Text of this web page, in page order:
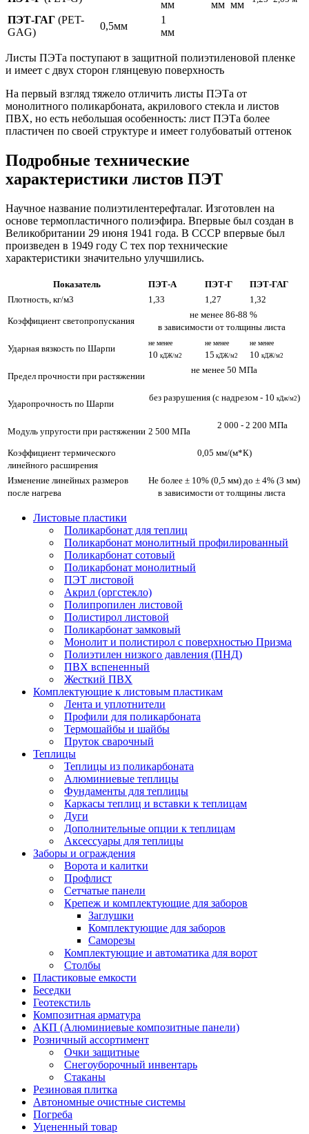
мм мм мм
ПЭТ-ГАГ (PET-
GAG)
0,5мм
1
мм
Листы ПЭТа поступают в защитной полиэтиленовой пленке
и имеет с двух сторон глянцевую поверхность
На первый взгляд тяжело отличить листы ПЭТа от
монолитного поликарбоната, акрилового стекла и листов
ПВХ, но есть небольшая особенность: лист ПЭТа более
пластичен по своей структуре и имеет голубоватый оттенок
Подробные технические
характеристики листов ПЭТ
Научное название полиэтилентерефталаг. Изготовлен на
основе термопластичного полиэфира. Впервые был создан в
Великобритании 29 июня 1941 года. В СССР впервые был
произведен в 1949 году С тех пор технические
характеристики значительно улучшились.
Показатель ПЭТ-А ПЭТ-Г
ПЭТ-ГАГ
Плотность, кг/м3
1,33 1,27 1,32
Коэффициент светопропускания
не менее 86-88 %
в зависимости от толщины листа
Ударная вязкость по Шарпи
не менее
10 кДЖ/м2
не менее
15 кДЖ/м2
не менее
10 кДЖ/м2
Предел прочности при растяжении
не менее 50 МПа
Ударопрочность по Шарпи
без разрушения (с надрезом - 10 кДж/м2)
Модуль упругости при растяжении 2 500 МПа
2 000 - 2 200 МПа
Коэффициент термического
линейного расширения
0,05 мм/(м*К)
Изменение линейных размеров
после нагрева
Не более ± 10% (0,5 мм) до ± 4% (3 мм)
в зависимости от толщины листа
Листовые пластики
Поликарбонат для теплиц
Поликарбонат монолитный профилированный
Поликарбонат сотовый
Поликарбонат монолитный
ПЭТ листовой
Акрил (оргстекло)
Полипропилен листовой
Полистирол листовой
Поликарбонат замковый
Монолит и полистирол с поверхностью Призма
Полиэтилен низкого давления (ПНД)
ПВХ вспененный
Жесткий ПВХ
Комплектующие к листовым пластикам
Лента и уплотнители
Профили для поликарбоната
Термошайбы и шайбы
Пруток сварочный
Теплицы
Теплицы из поликарбоната
Алюминиевые теплицы
Фундаменты для теплицы
Каркасы теплиц и вставки к теплицам
Дуги
Дополнительные опции к теплицам
Аксессуары для теплицы
Заборы и ограждения
Ворота и калитки
Профлист
Сетчатые панели
Крепеж и комплектующие для заборов
Заглушки
Комплектующие для заборов
Саморезы
Комплектующие и автоматика для ворот
Столбы
Пластиковые емкости
Беседки
Геотекстиль
Композитная арматура
АКП (Алюминиевые композитные панели)
Розничный ассортимент
Очки защитные
Снегоуборочный инвентарь
Стаканы
Резиновая плитка
Автономные очистные системы
Погреба
Уцененный товар